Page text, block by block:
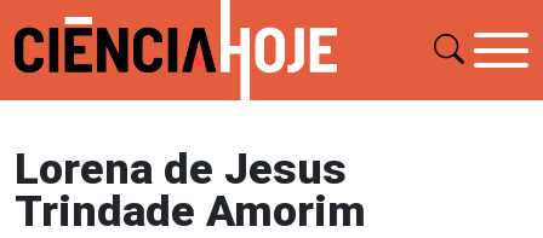
Lorena de Jesus
Trindade Amorim